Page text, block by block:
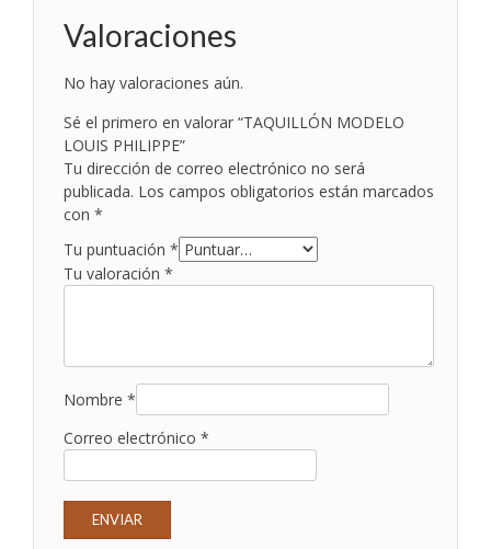
Valoraciones
No hay valoraciones aún.
Sé el primero en valorar “TAQUILLÓN MODELO
LOUIS PHILIPPE”
Tu dirección de correo electrónico no será
publicada. Los campos obligatorios están marcados
con*
Tu puntuación*
Tu valoración*
Nombre*
Correo electrónico*